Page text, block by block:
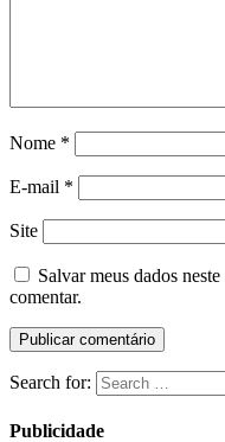
Nome *
E-mail *
Site
Salvar meus dados
comentar.
Search for:
Publicidade